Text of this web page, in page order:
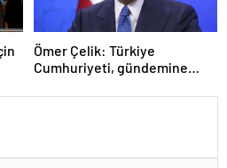
Ömer Çelik: Türkiye
Cumhuriyeti, gündemine